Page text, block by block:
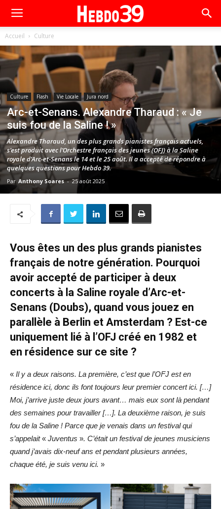
Accueil Culture
Culture Flash Vie Locale Jura nord
Arc-et-Senans. Alexandre Tharaud : « Je
suis fou de la Saline ! »
Alexandre Tharaud, un des plus grands pianistes français actuels,
s’est produit avec l’Orchestre français des jeunes (OFJ) à la Saline
royale d’Arc-et-Senans le 14 et le 25 août. Il a accepté de répondre à
quelques questions pour Hebdo 39.
Par Anthony Soares - 25 août 2025
Vous êtes un des plus grands pianistes
français de notre génération. Pourquoi
avoir accepté de participer à deux
concerts à la Saline royale d’Arc-et-
Senans (Doubs), quand vous jouez en
parallèle à Berlin et Amsterdam ? Est-ce
uniquement lié à l’OFJ créé en 1982 et
en résidence sur ce site ?
« Il y a deux raisons. La première, c’est que l’OFJ est en
résidence ici, donc ils font toujours leur premier concert ici. […]
Moi, j’arrive juste deux jours avant… mais eux sont là pendant
des semaines pour travailler […]. La deuxième raison, je suis
fou de la Saline ! Parce que je venais dans un festival qui
s’appelait« Juventus ». C’était un festival de jeunes musiciens
quand j’avais dix-neuf ans et pendant plusieurs années,
chaque été, je suis venu ici. »